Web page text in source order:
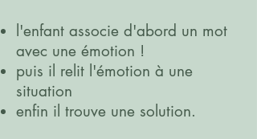
l'enfant associe d'abord un mot
avec une émotion !
puis il relit l'émotion à une
situation
enfin il trouve une solution.